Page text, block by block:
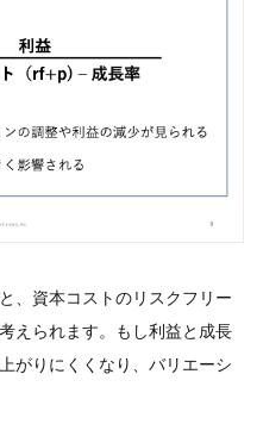
、資本コストのリスクフリー
えられます。もし利益と成長
がりにくくなり、バリエーシ